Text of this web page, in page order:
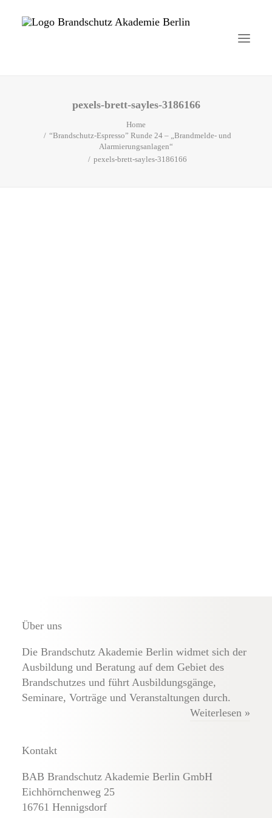
Aktuelles
Brandschutzhelfer
pexels-brett-sayles-3186166
Home
“Brandschutz-Espresso” Runde 24 – „Brandmelde- und
Alarmierungsanlagen“
pexels-brett-sayles-3186166
Über uns
Die Brandschutz Akademie Berlin widmet sich der
Ausbildung und Beratung auf dem Gebiet des
Brandschutzes und führt Ausbildungsgänge,
Seminare, Vorträge und Veranstaltungen durch.
Weiterlesen »
Kontakt
BAB Brandschutz Akademie Berlin GmbH
Eichhörnchenweg 25
16761 Hennigsdorf